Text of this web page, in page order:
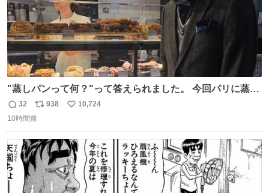
"蒸しパンって何？"って答えられました。 今回パリに蒸し
パンがなかった。😭😢
返
信
32
リ
ポ
ト
数
938
い
数
10,724
10時間前